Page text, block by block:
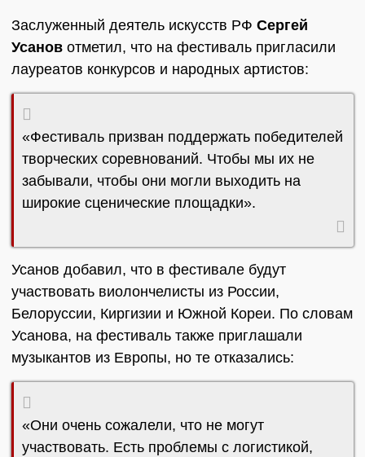
Заслуженный деятель искусств РФ Сергей
Усанов отметил, что на фестиваль пригласили
лауреатов конкурсов и народных артистов:
«Фестиваль призван поддержать победителей
творческих соревнований. Чтобы мы их не
забывали, чтобы они могли выходить на
широкие сценические площадки».
Усанов добавил, что в фестивале будут
участвовать виолончелисты из России,
Белоруссии, Киргизии и Южной Кореи. По словам
Усанова, на фестиваль также приглашали
музыкантов из Европы, но те отказались:
«Они очень сожалели, что не могут
участвовать. Есть проблемы с логистикой,